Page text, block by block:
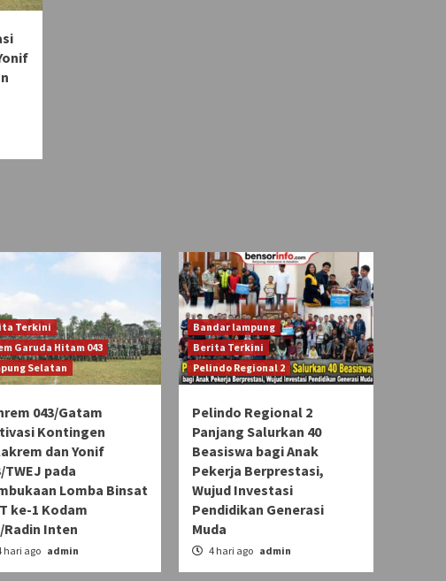
Terkini
Garuda Hitam 043
Selatan
043/Gatam
Kontingen
dan Yonif
TWEJ pada
Lomba Binsat
ke-1 Kodam
Radin Inten
hari ago admin
Bandar lampung
Berita Terkini
Pelindo Regional 2
Pelindo Regional 2
Panjang Salurkan 40
Beasiswa bagi Anak
Pekerja Berprestasi,
Wujud Investasi
Pendidikan Generasi
Muda
4 hari ago admin